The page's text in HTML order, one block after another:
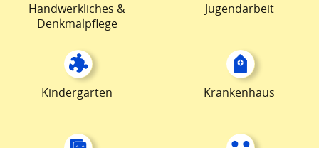
Handwerkliches &
Denkmalpflege
Jugendarbeit
Kindergarten Krankenhaus